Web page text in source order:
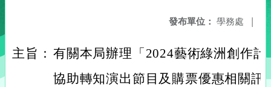
發布單位： 學務處 |
主旨： 有關本局辦理「2024藝術綠洲創作
協助轉知演出節目及購票優惠相關訊